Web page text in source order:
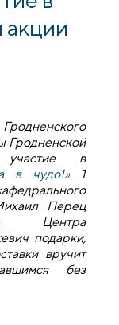
акции
Гродненской
в
в чудо!»
1
Перец
Центра
подарки,
вручит
без